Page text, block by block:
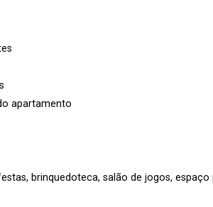
apartamento
brinquedoteca, salão de jogos, espaço